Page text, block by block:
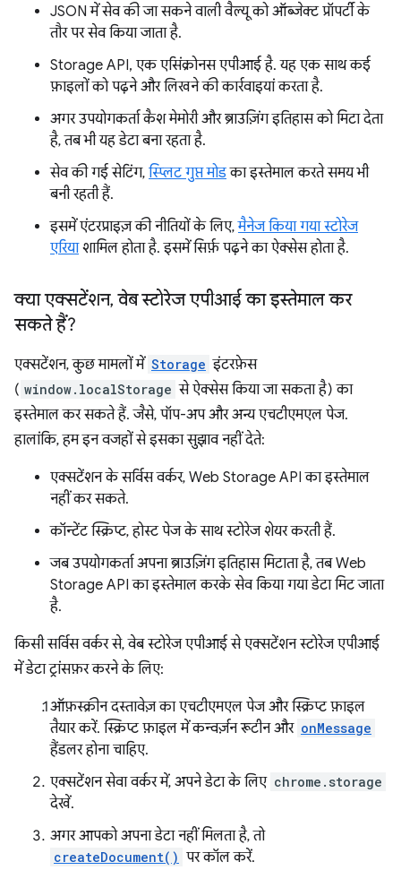
JSON में सेव की जा सकने वाली वैल्यू को ऑब्जेक्ट प्रॉपर्टी के
तौर पर सेव किया जाता है.
Storage API, एक एसिंक्रोनस एपीआई है. यह एक साथ कई
फ़ाइलों को पढ़ने और लिखने की कार्रवाइयां करता है.
अगर उपयोगकर्ता कैश मेमोरी और ब्राउज़िंग इतिहास को मिटा देता
है, तब भी यह डेटा बना रहता है.
सेव की गई सेटिंग, स्प्लिट गुप्त मोडका इस्तेमाल करते समय भी
बनी रहती हैं.
इसमें एंटरप्राइज़ की नीतियों के लिए,मैनेज किया गया स्टोरेज
एरियाशामिल होता है. इसमें सिर्फ़ पढ़ने का ऐक्सेस होता है.
क्या एक्सटेंशन, वेब स्टोरेज एपीआई का इस्तेमाल कर
सकते हैं?
एक्सटेंशन, कुछ मामलों में Storage इंटरफ़ेस
( window.localStorage से ऐक्सेस किया जा सकता है) का
इस्तेमाल कर सकते हैं. जैसे, पॉप-अप और अन्य एचटीएमएल पेज.
हालांकि, हम इन वजहों से इसका सुझाव नहीं देते:
एक्सटेंशन के सर्विस वर्कर, Web Storage API का इस्तेमाल
नहीं कर सकते.
कॉन्टेंट स्क्रिप्ट, होस्ट पेज के साथ स्टोरेज शेयर करती हैं.
जब उपयोगकर्ता अपना ब्राउज़िंग इतिहास मिटाता है, तब Web
Storage API का इस्तेमाल करके सेव किया गया डेटा मिट जाता
है.
किसी सर्विस वर्कर से, वेब स्टोरेज एपीआई से एक्सटेंशन स्टोरेज एपीआई
में डेटा ट्रांसफ़र करने के लिए:
ऑफ़स्क्रीन दस्तावेज़ का एचटीएमएल पेज और स्क्रिप्ट फ़ाइल
तैयार करें. स्क्रिप्ट फ़ाइल में कन्वर्ज़न रूटीन और onMessage
हैंडलर होना चाहिए.
एक्सटेंशन सेवा वर्कर में, अपने डेटा के लिए chrome.storage
देखें.
अगर आपको अपना डेटा नहीं मिलता है, तो
createDocument() पर कॉल करें.